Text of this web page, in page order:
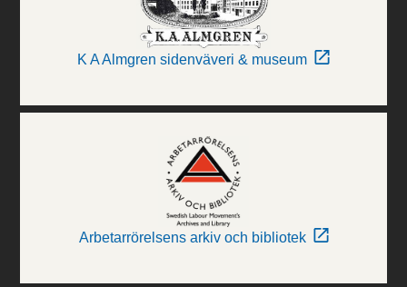
K A Almgren sidenväveri & museum
Arbetarrörelsens arkiv och bibliotek